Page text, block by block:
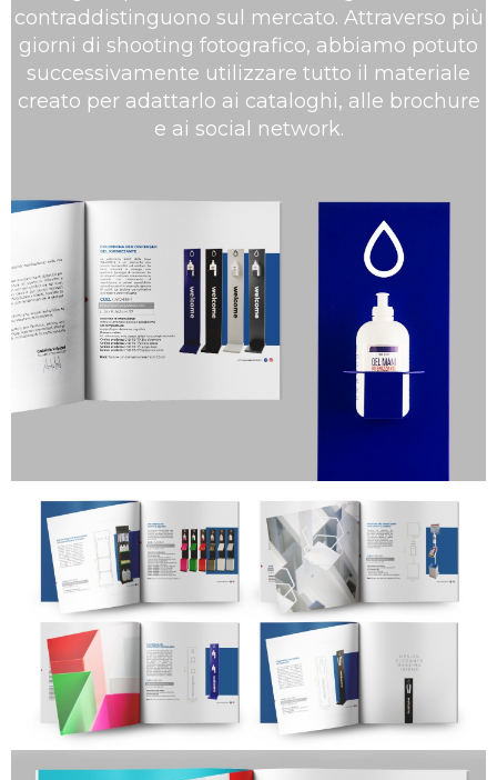
contraddistinguono sul mercato. Attraverso più
giorni di shooting fotografico, abbiamo potuto
successivamente utilizzare tutto il materiale
creato per adattarlo ai cataloghi, alle brochure
e ai social network.